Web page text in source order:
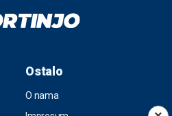
Ostalo
O nama